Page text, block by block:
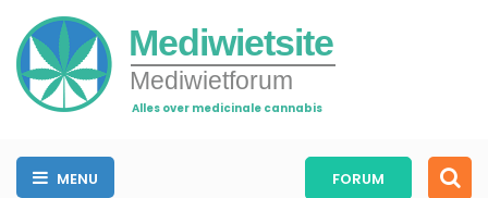
Mediwietsite
Mediwietforum
Alles over medicinale cannabis
MENU FORUM